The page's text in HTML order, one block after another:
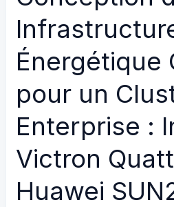
Charges
via
Domotique
Pro
(Jeedom/Node-
RED)
et
Supervision
SCADA
(Ignition)
Pi
5,
Deck,
interface…
la
version
la
ambitieuse
Énergétique
pour un
Enterprise :
Victron
Huawei